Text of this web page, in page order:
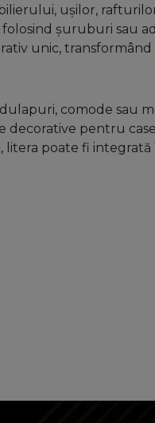
ușilor,
șuruburi sau
unic,
comode sau
pentru
poate fi